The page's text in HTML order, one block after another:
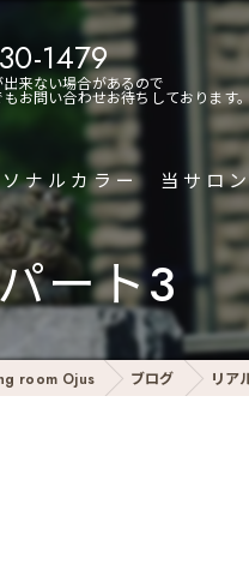
1479
来ない場合があるので
お問い合わせお待ちしております
ナルカラー 当サロ
足つぼ
デトックス
ボディケ
ート3
room Ojus ブログ リア